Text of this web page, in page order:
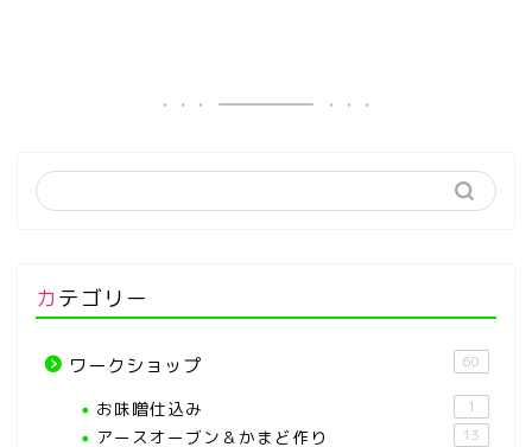
カテゴリー
ワークショップ 60
お味噌仕込み 1
アースオーブン＆かまど作り 13